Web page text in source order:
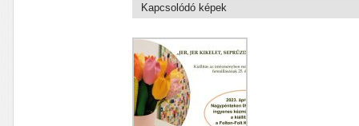
Kapcsolódó képek